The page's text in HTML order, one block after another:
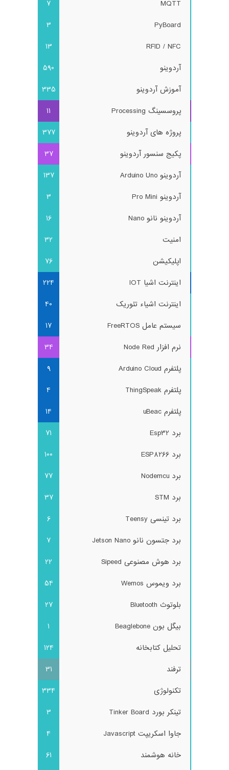
MQTT
7
PyBoard
3
RFID / NFC
13
آردوینو
590
آموزش آردوینو
335
پروسسینگ Processing
11
پروژه های آردوینو
377
پکیج سنسور آردوینو
37
آردوینو Arduino Uno
137
آردوینو Pro Mini
3
آردوینو نانو Nano
16
امنیت
32
اپلیکیشن
76
اینترنت اشیا IOT
224
اینترنت اشیاء تئوریک
40
سیستم عامل FreeRTOS
17
نرم افزار Node Red
34
پلتفرم Arduino Cloud
9
پلتفرم ThingSpeak
4
پلتفرم uBeac
14
برد Esp32
71
برد ESP8266
100
برد Nodemcu
77
برد STM
37
برد تینسی Teensy
6
برد جتسون نانو Jetson Nano
7
برد هوش مصنوعی Sipeed
22
برد ویموس Wemos
54
بلوتوث Bluetooth
27
بیگل بون Beaglebone
1
تحلیل کتابخانه
124
ترفند
31
تکنولوژی
334
تینکر بورد Tinker Board
3
جاوا اسکریپت Javascript
4
خانه هوشمند
61